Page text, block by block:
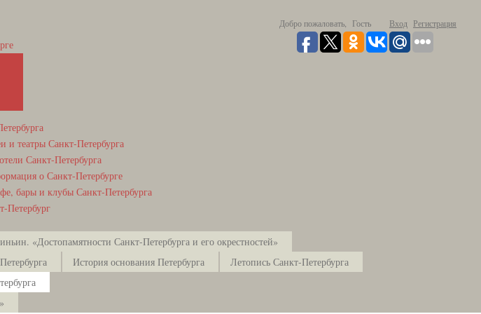
Добро пожаловать, Гость Вход Регистрация
и театры Санкт-Петербурга
Санкт-Петербурга
о Санкт-Петербурге
бары и клубы Санкт-Петербурга
Петербург
«Достопамятности Санкт-Петербурга и его окрестностей»
История основания Петербурга
Летопись Санкт-Петербурга